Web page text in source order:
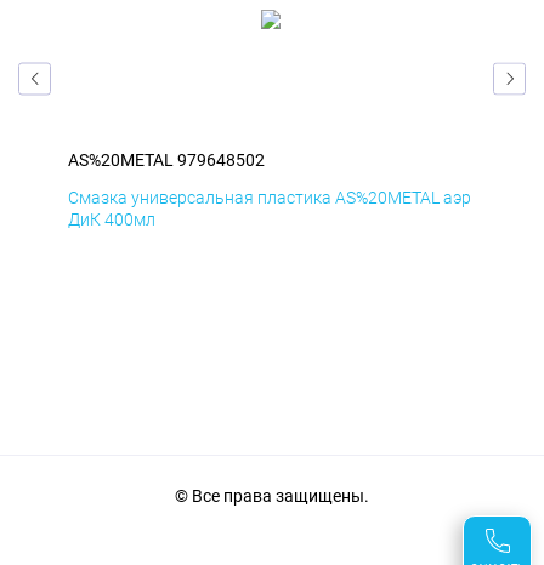
AS%20METAL 979648502
Смазка универсальная пластика AS%20METAL аэр
ДиК 400мл
© Все права защищены.